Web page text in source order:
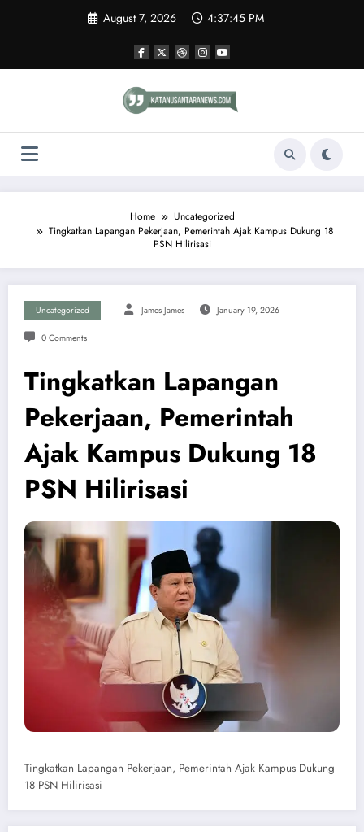
August 7, 2026 4:37:46 PM
Home
Uncategorized
Tingkatkan Lapangan Pekerjaan, Pemerintah Ajak Kampus Dukung 18
PSN Hilirisasi
Uncategorized James James January 19, 2026
0 Comments
Tingkatkan Lapangan
Pekerjaan, Pemerintah
Ajak Kampus Dukung 18
PSN Hilirisasi
Tingkatkan Lapangan Pekerjaan, Pemerintah Ajak Kampus Dukung
18 PSN Hilirisasi